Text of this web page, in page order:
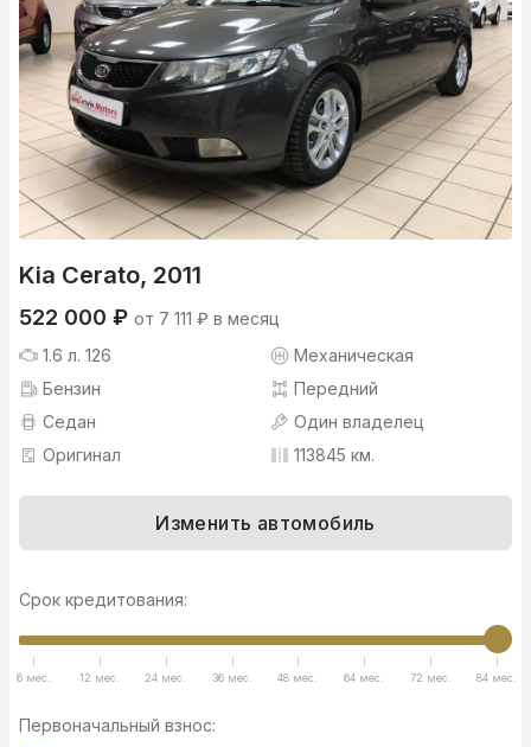
Kia Cerato, 2011
522 000 ₽ от 7 111 ₽ в месяц
1.6 л. 126
Механическая
Бензин
Передний
Седан
Один владелец
Оригинал
113845 км.
Изменить автомобиль
Срок кредитования:
6 мес. 12 мес. 24 мес. 36 мес. 48 мес. 64 мес. 72 мес. 84 мес.
Первоначальный взнос: